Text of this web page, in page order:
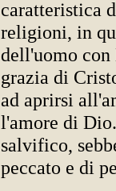
caratteristica
religioni, in
dell'uomo
grazia di
ad aprirsi
l'amore di
salvifico,
peccato e di